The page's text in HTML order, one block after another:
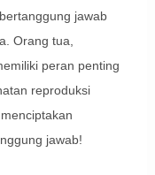
jawab
Orang tua,
peran penting
reproduksi
jawab!